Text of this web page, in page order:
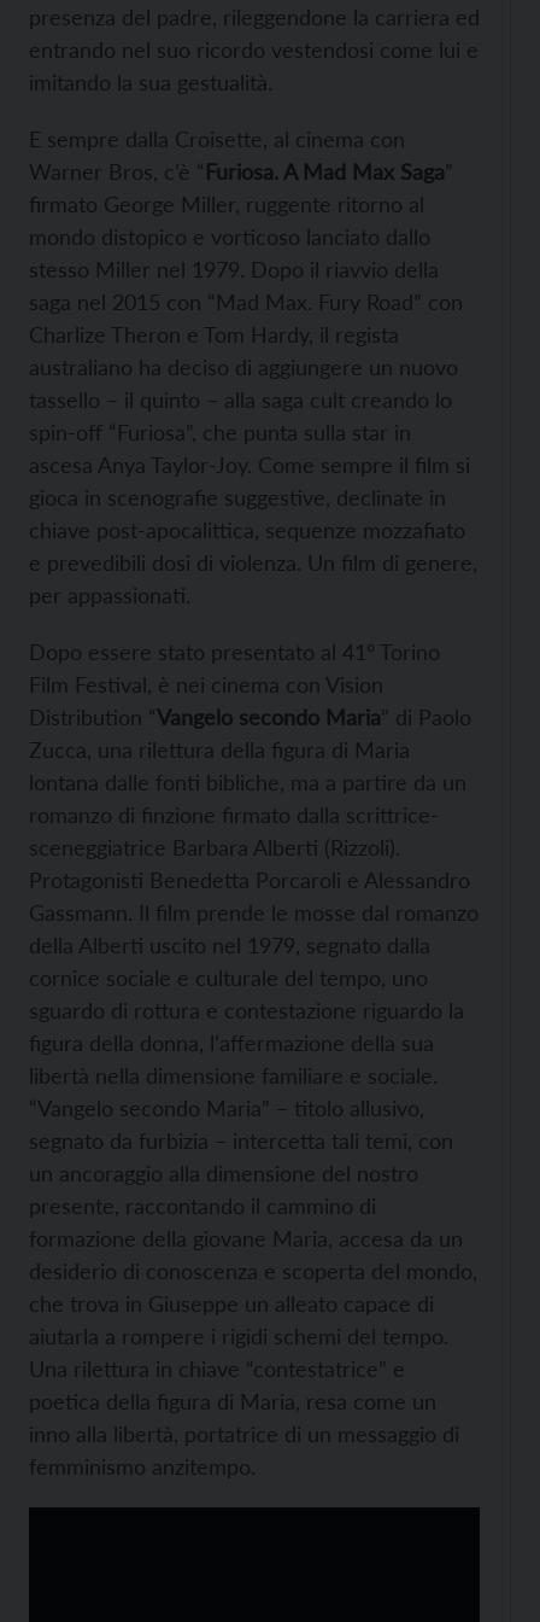
presenza del padre, rileggendone la carriera ed
entrando nel suo ricordo vestendosi come lui e
imitando la sua gestualità.
E sempre dalla Croisette, al cinema con
Warner Bros, c’è “Furiosa. A Mad Max Saga”
firmato George Miller, ruggente ritorno al
mondo distopico e vorticoso lanciato dallo
stesso Miller nel 1979. Dopo il riavvio della
saga nel 2015 con “Mad Max. Fury Road” con
Charlize Theron e Tom Hardy, il regista
australiano ha deciso di aggiungere un nuovo
tassello – il quinto – alla saga cult creando lo
spin-off “Furiosa”, che punta sulla star in
ascesa Anya Taylor-Joy. Come sempre il film si
gioca in scenografie suggestive, declinate in
chiave post-apocalittica, sequenze mozzafiato
e prevedibili dosi di violenza. Un film di genere,
per appassionati.
Dopo essere stato presentato al 41° Torino
Film Festival, è nei cinema con Vision
Distribution “Vangelo secondo Maria” di Paolo
Zucca, una rilettura della figura di Maria
lontana dalle fonti bibliche, ma a partire da un
romanzo di finzione firmato dalla scrittrice-
sceneggiatrice Barbara Alberti (Rizzoli).
Protagonisti Benedetta Porcaroli e Alessandro
Gassmann. Il film prende le mosse dal romanzo
della Alberti uscito nel 1979, segnato dalla
cornice sociale e culturale del tempo, uno
sguardo di rottura e contestazione riguardo la
figura della donna, l’affermazione della sua
libertà nella dimensione familiare e sociale.
“Vangelo secondo Maria” – titolo allusivo,
segnato da furbizia – intercetta tali temi, con
un ancoraggio alla dimensione del nostro
presente, raccontando il cammino di
formazione della giovane Maria, accesa da un
desiderio di conoscenza e scoperta del mondo,
che trova in Giuseppe un alleato capace di
aiutarla a rompere i rigidi schemi del tempo.
Una rilettura in chiave “contestatrice” e
poetica della figura di Maria, resa come un
inno alla libertà, portatrice di un messaggio di
femminismo anzitempo.